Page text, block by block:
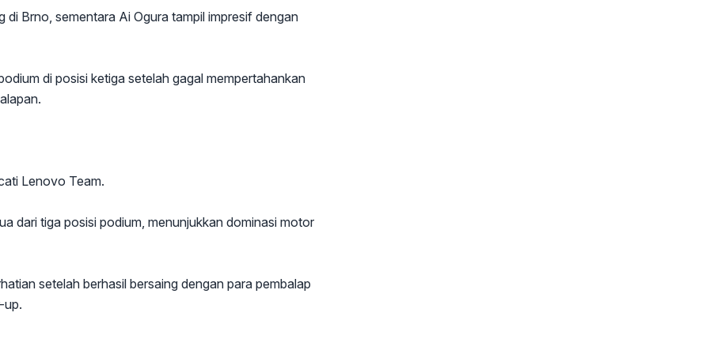
Brno, sementara Ai Ogura tampil impresif dengan
di posisi ketiga setelah gagal mempertahankan
Lenovo Team.
dari tiga posisi podium, menunjukkan dominasi motor
setelah berhasil bersaing dengan para pembalap
up.